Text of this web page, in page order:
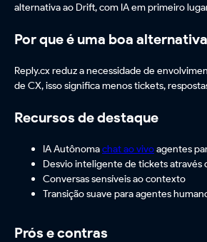
alternativa ao Drift, com IA em primeiro
Por que é uma boa
Reply.cx reduz a necessidade de
de CX, isso significa menos tickets,
Recursos de destaque
IA Autônomachat ao vivoagentes
Desvio inteligente de tickets através
Conversas sensíveis ao contexto
Transição suave para agentes
Prós e contras